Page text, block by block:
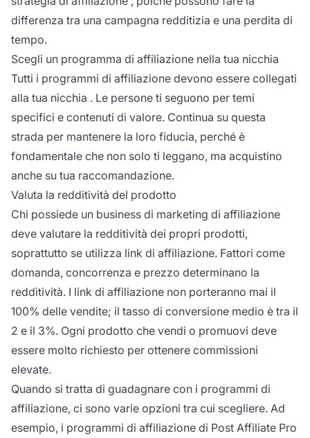
differenza tra una campagna redditizia e una perdita di
tempo.
Scegli un programma di affiliazione nella tua nicchia
Tutti i programmi di affiliazione devono essere collegati
alla tua nicchia . Le persone ti seguono per temi
specifici e contenuti di valore. Continua su questa
strada per mantenere la loro fiducia, perché è
fondamentale che non solo ti leggano, ma acquistino
anche su tua raccomandazione.
Valuta la redditività del prodotto
Chi possiede un business di marketing di affiliazione
deve valutare la redditività dei propri prodotti,
soprattutto se utilizza link di affiliazione. Fattori come
domanda, concorrenza e prezzo determinano la
redditività. I link di affiliazione non porteranno mai il
100% delle vendite; il tasso di conversione medio è tra il
2 e il 3%. Ogni prodotto che vendi o promuovi deve
essere molto richiesto per ottenere commissioni
elevate.
Quando si tratta di guadagnare con i programmi di
affiliazione, ci sono varie opzioni tra cui scegliere. Ad
esempio, i programmi di affiliazione di Post Affiliate Pro